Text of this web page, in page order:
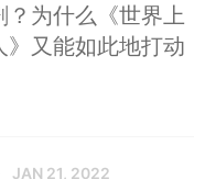
？为什么《世界上
》又能如此地打动
JAN 21, 2022